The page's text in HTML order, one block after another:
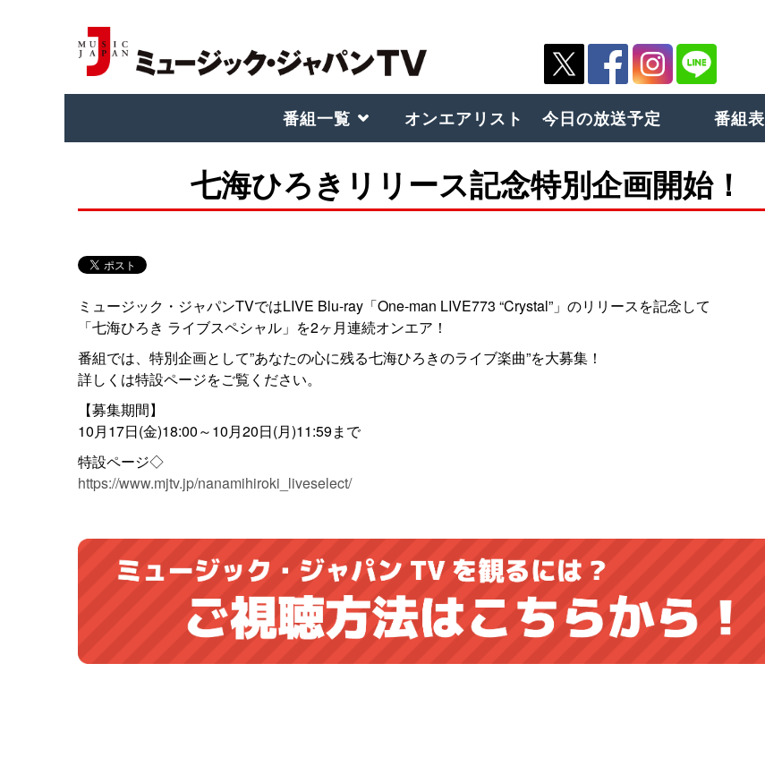
番組一覧 オンエアリスト 今日の放送予定 番組表
七海ひろきリリース記念特別企画開始！
ミュージック・ジャパンTVではLIVE Blu-ray「One-man LIVE773 “Crystal”」のリリースを記念して
「七海ひろき ライブスペシャル」を2ヶ月連続オンエア！
番組では、特別企画として”あなたの心に残る七海ひろきのライブ楽曲”を大募集！
詳しくは特設ページをご覧ください。
【募集期間】
10月17日(金)18:00～10月20日(月)11:59まで
特設ページ◇
https://www.mjtv.jp/nanamihiroki_liveselect/